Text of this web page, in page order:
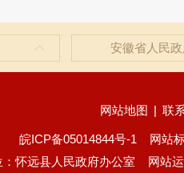
安徽省人民
网站地图 | 联
皖ICP备05014844号-1 网站
：怀远县人民政府办公室
网站